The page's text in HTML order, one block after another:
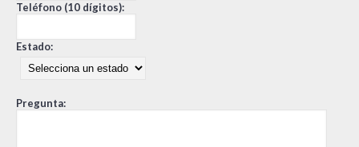
Teléfono (10 dígitos):
Estado:
Pregunta: